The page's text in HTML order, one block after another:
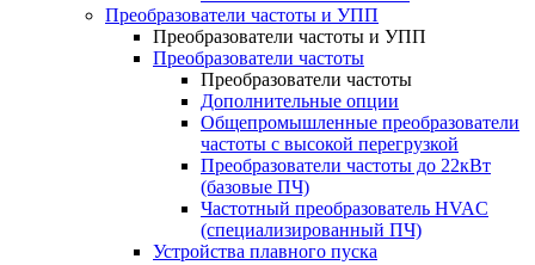
Преобразователи частоты и УПП
Преобразователи частоты и УПП
Преобразователи частоты
Преобразователи частоты
Дополнительные опции
Общепромышленные преобразователи
частоты с высокой перегрузкой
Преобразователи частоты до 22кВт
(базовые ПЧ)
Частотный преобразователь HVAC
(специализированный ПЧ)
Устройства плавного пуска